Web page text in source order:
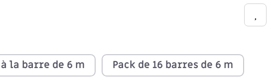
la barre de 6 m Pack de 16 barres de 6 m